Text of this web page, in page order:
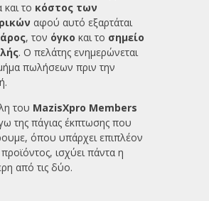
και το κόστος των
αφού αυτό εξαρτάται
, τον όγκο και το σημείο
. Ο πελάτης ενημερώνεται
πωλήσεων πριν την
του MazisXpro Members
της πάγιας έκπτωσης που
όπου υπάρχει επιπλέον
ισχύει πάντα η
από τις δύο.